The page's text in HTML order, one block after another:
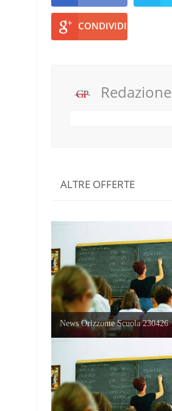
CONDIVIDI
Redazione
ALTRE OFFERTE
News Orizzonte Scuola 230426